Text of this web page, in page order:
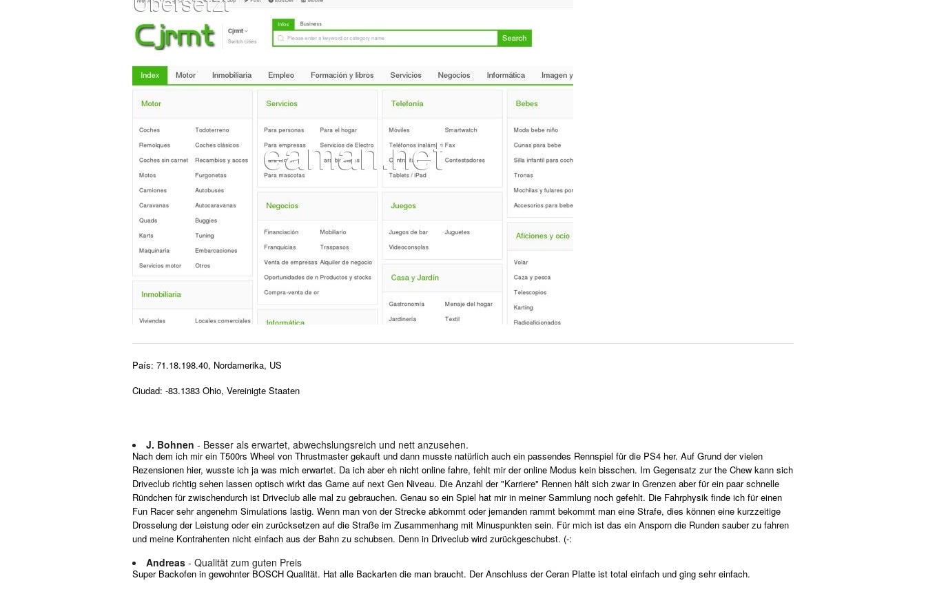
País: 71.18.198.40, Nordamerika, US
Ciudad: -83.1383 Ohio, Vereinigte Staaten
J. Bohnen - Besser als erwartet, abwechslungsreich und nett anzusehen.
Nach dem ich mir ein T500rs Wheel von Thrustmaster gekauft und dann musste natürlich auch ein passendes Rennspiel für die PS4 her. Auf Grund der vielen
Rezensionen hier, wusste ich ja was mich erwartet. Da ich aber eh nicht online fahre, fehlt mir der online Modus kein bisschen. Im Gegensatz zur the Chew kann sich
Driveclub richtig sehen lassen optisch wirkt das Game auf next Gen Niveau. Die Anzahl der "Karriere" Rennen hält sich zwar in Grenzen aber für ein paar schnelle
Ründchen für zwischendurch ist Driveclub alle mal zu gebrauchen. Genau so ein Spiel hat mir in meiner Sammlung noch gefehlt. Die Fahrphysik finde ich für einen
Fun Racer sehr angenehm Simulations lastig. Wenn man von der Strecke abkommt oder jemanden rammt bekommt man eine Strafe, dies können eine kurzzeitige
Drosselung der Leistung oder ein zurücksetzen auf die Straße im Zusammenhang mit Minuspunkten sein. Für mich ist das ein Ansporn die Runden sauber zu fahren
und meine Kontrahenten nicht einfach aus der Bahn zu schubsen. Denn in Driveclub wird zurückgeschubst. (-:
Andreas - Qualität zum guten Preis
Super Backofen in gewohnter BOSCH Qualität. Hat alle Backarten die man braucht. Der Anschluss der Ceran Platte ist total einfach und ging sehr einfach.